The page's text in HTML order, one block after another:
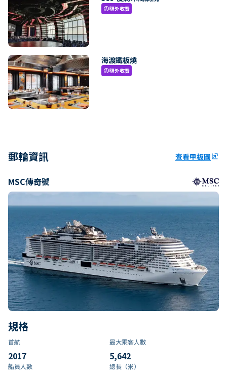
paid額外收費
海渡鐵板燒
paid額外收費
郵輪資訊 查看甲板圖ungroup
MSC傳奇號
規格
首航
2017
最大乘客人數
5,642
船員人數 總長（米）